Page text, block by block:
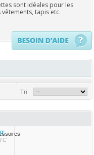
sont idéales pour les
tapis etc.
Tri